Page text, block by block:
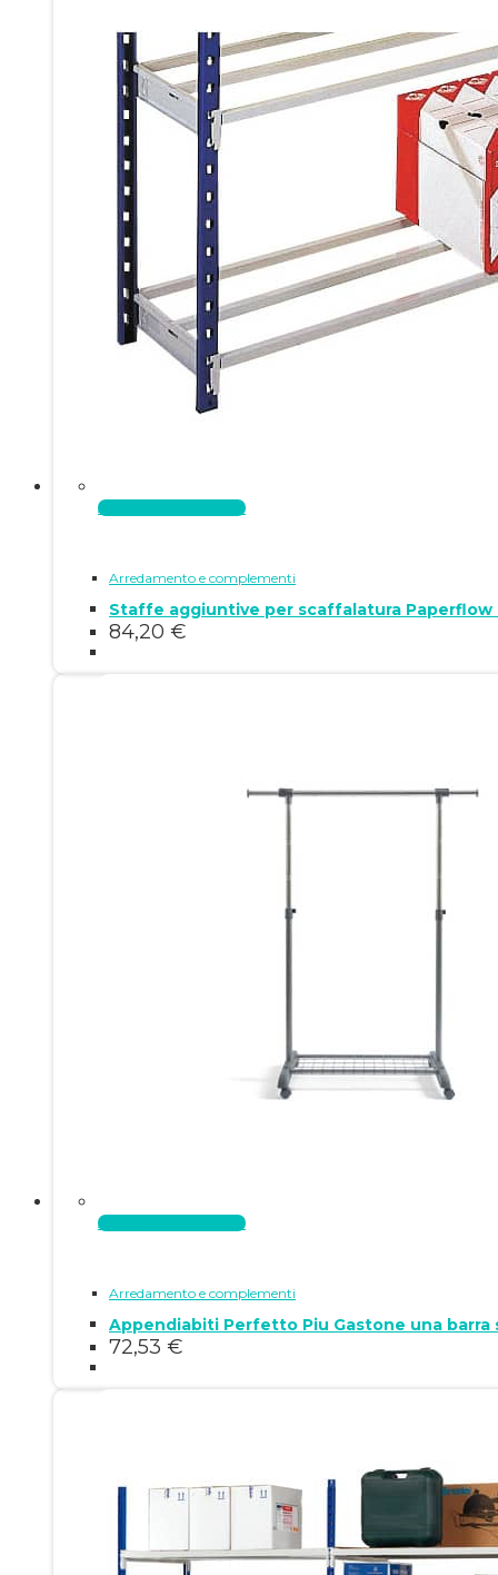
Aggiungi al carrello
Arredamento e complementi
Staffe aggiuntive per scaffalatura Paperflow
84,20 €
Aggiungi al carrello
Arredamento e complementi
Appendiabiti Perfetto Piu Gastone una barra
72,53 €